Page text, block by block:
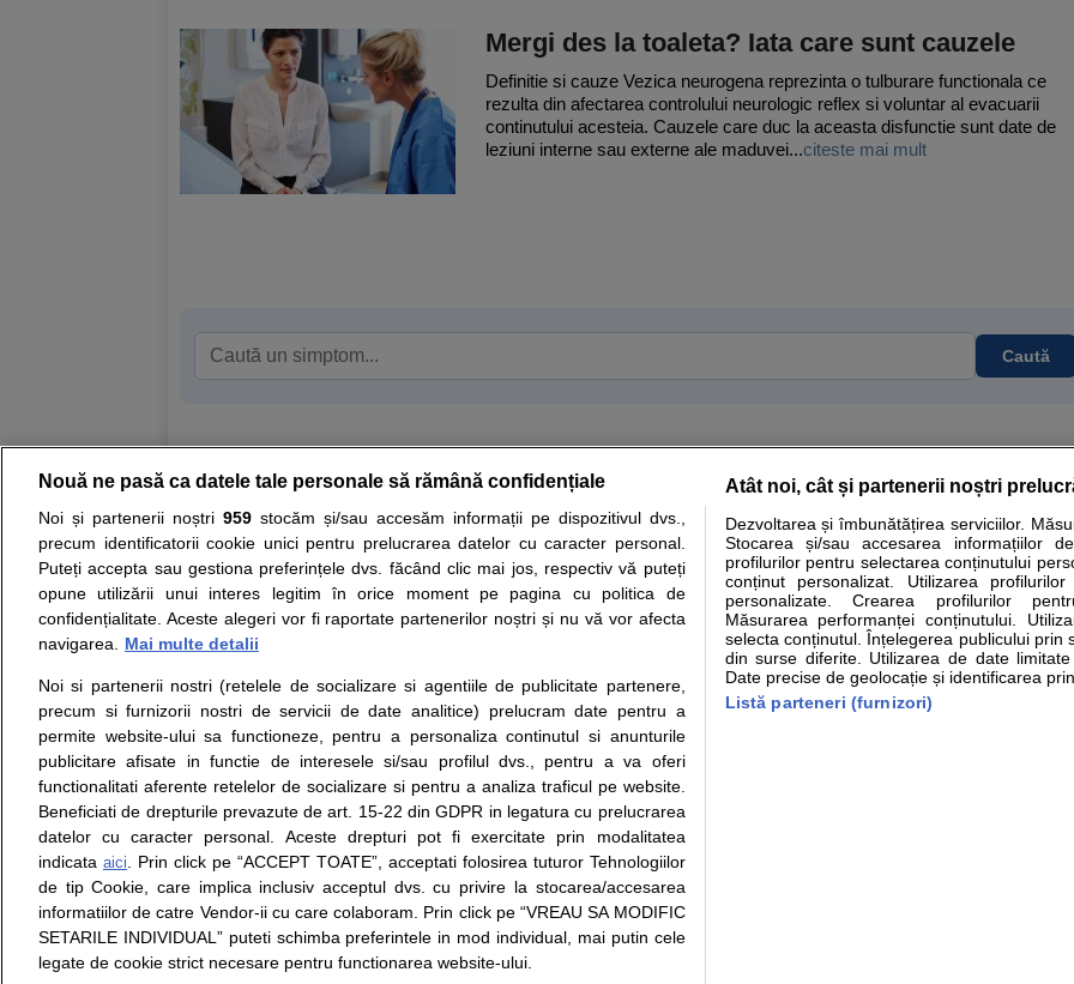
Mergi des la toaleta? Iata care sunt cauzele
Definitie si cauze Vezica neurogena reprezinta o tulburare functionala ce
rezulta din afectarea controlului neurologic reflex si voluntar al evacuarii
continutului acesteia. Cauzele care duc la aceasta disfunctie sunt date de
leziuni interne sau externe ale maduvei...citeste mai mult
Caută
Resurse: Autoevaluare simptome Interpretare analize Specialitati medicale
Opiniile avizate ale medicilor, sfaturile si orice alte informatii despre sanatate disponibile pe sfatulmedicului.ro au scop informativ si
nici diagnosticul stabilit in urma investigatiilor si analizelor medicale. Va sfatuim, ca pe langa informatia primita pe sfatulmedicului.ro
ii punem la dispozitie pentru programare in sistemul de programari la medic Clickmed.
Despre noi
Contact
Intrebari frecvente
Consultanti
medicali
Termeni si conditii
Politica de
confidentialitate
Politica de cookie
Modifica Setarile Cookie
Drepturile consumatorului
Protectia consumatorilor -
ANPC
Solutionarea Alternativa a
Litigiilor
Info consumator: 0800.080.999
Formulare europene - CNAS
Ministerul Sanatatii - ANMDM
Parteneri
Inscriere clinica
© Copyright © 2005 - 2026
SFATUL MEDICULUI.ro S.A, CUI: RO 38847631, J40/1995/2018, cu sediul in Bucuresti, Bulevardul Pierre de Coubertin, Office
Nouă ne pasă ca datele tale personale să rămână confidențiale
Noi și partenerii noștri 959stocăm și/sau accesăm informații pe dispozitivul dvs.,
precum identificatorii cookie unici pentru prelucrarea datelor cu caracter personal.
Puteți accepta sau gestiona preferințele dvs. făcând clic mai jos, respectiv vă puteți
opune utilizării unui interes legitim în orice moment pe pagina cu politica de
confidențialitate. Aceste alegeri vor fi raportate partenerilor noștri și nu vă vor afecta
navigarea.
Mai multe detalii
Noi si partenerii nostri (retelele de socializare si agentiile de publicitate partenere,
precum si furnizorii nostri de servicii de date analitice) prelucram date pentru a
permite website-ului sa functioneze, pentru a personaliza continutul si anunturile
publicitare afisate in functie de interesele si/sau profilul dvs., pentru a va oferi
functionalitati aferente retelelor de socializare si pentru a analiza traficul pe website.
Beneficiati de drepturile prevazute de art. 15-22 din GDPR in legatura cu prelucrarea
datelor cu caracter personal. Aceste drepturi pot fi exercitate prin modalitatea
indicata aici. Prin click pe “ACCEPT TOATE”, acceptati folosirea tuturor Tehnologiilor
de tip Cookie, care implica inclusiv acceptul dvs. cu privire la stocarea/accesarea
informatiilor de catre Vendor-ii cu care colaboram. Prin click pe “VREAU SA MODIFIC
SETARILE INDIVIDUAL” puteti schimba preferintele in mod individual, mai putin cele
legate de cookie strict necesare pentru functionarea website-ului.
Atât noi, cât și partenerii noștri
Dezvoltarea și îmbunătățirea serviciilor.
Stocarea și/sau accesarea informațiilor
profilurilor pentru selectarea conținutului
conținut personalizat. Utilizarea
personalizate. Crearea profilurilor
Măsurarea performanței conținutului.
selecta conținutul. Înțelegerea publicului prin
din surse diferite. Utilizarea de date
Date precise de geolocație și identificarea
Listă parteneri (furnizori)